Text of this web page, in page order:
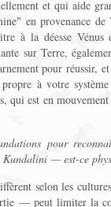
et qui aide
en provenance de
à la déesse
sur Terre,
pour réussir,
à votre
qui est en
pour
— est-ce
selon les
— peut limiter la